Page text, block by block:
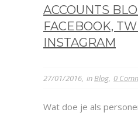
ACCOUNTS
FACEBOOK,
INSTAGRAM
27/01/2016 inBlog 0
Wat doe je als